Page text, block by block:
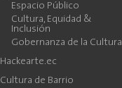
Espacio Público
Cultura, Equidad &
Inclusión
Gobernanza de la Cultura
Hackearte.ec
Cultura de Barrio